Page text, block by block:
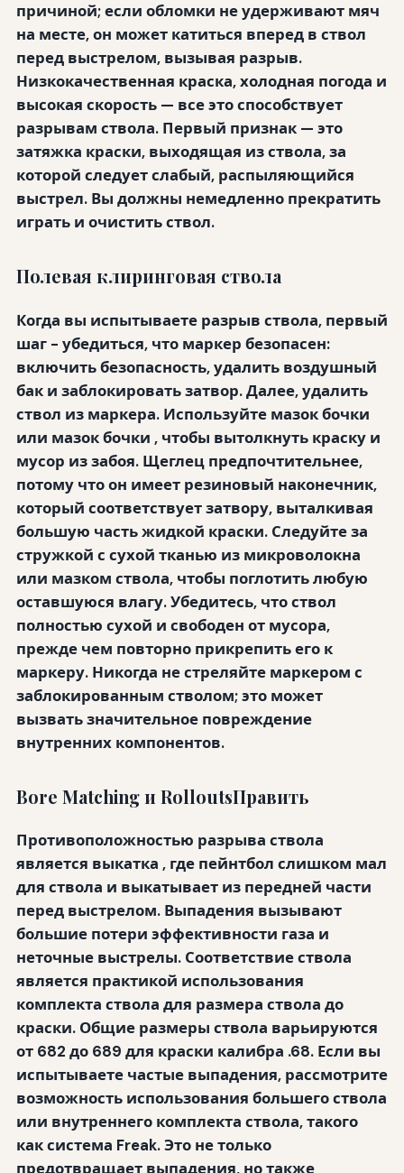
причиной; если обломки не удерживают мяч
на месте, он может катиться вперед в ствол
перед выстрелом, вызывая разрыв.
Низкокачественная краска, холодная погода и
высокая скорость — все это способствует
разрывам ствола. Первый признак — это
затяжка краски, выходящая из ствола, за
которой следует слабый, распыляющийся
выстрел. Вы должны немедленно прекратить
играть и очистить ствол.
Полевая клиринговая ствола
Когда вы испытываете разрыв ствола, первый
шаг - убедиться, что маркер безопасен:
включить безопасность, удалить воздушный
бак и заблокировать затвор. Далее, удалить
ствол из маркера. Используйте мазок бочки
или мазок бочки , чтобы вытолкнуть краску и
мусор из забоя. Щеглец предпочтительнее,
потому что он имеет резиновый наконечник,
который соответствует затвору, выталкивая
большую часть жидкой краски. Следуйте за
стружкой с сухой тканью из микроволокна
или мазком ствола, чтобы поглотить любую
оставшуюся влагу. Убедитесь, что ствол
полностью сухой и свободен от мусора,
прежде чем повторно прикрепить его к
маркеру. Никогда не стреляйте маркером с
заблокированным стволом; это может
вызвать значительное повреждение
внутренних компонентов.
Bore Matching и RolloutsПравить
Противоположностью разрыва ствола
является выкатка , где пейнтбол слишком мал
для ствола и выкатывает из передней части
перед выстрелом. Выпадения вызывают
большие потери эффективности газа и
неточные выстрелы. Соответствие ствола
является практикой использования
комплекта ствола для размера ствола до
краски. Общие размеры ствола варьируются
от 682 до 689 для краски калибра .68. Если вы
испытываете частые выпадения, рассмотрите
возможность использования большего ствола
или внутреннего комплекта ствола, такого
как система Freak. Это не только
предотвращает выпадения, но также